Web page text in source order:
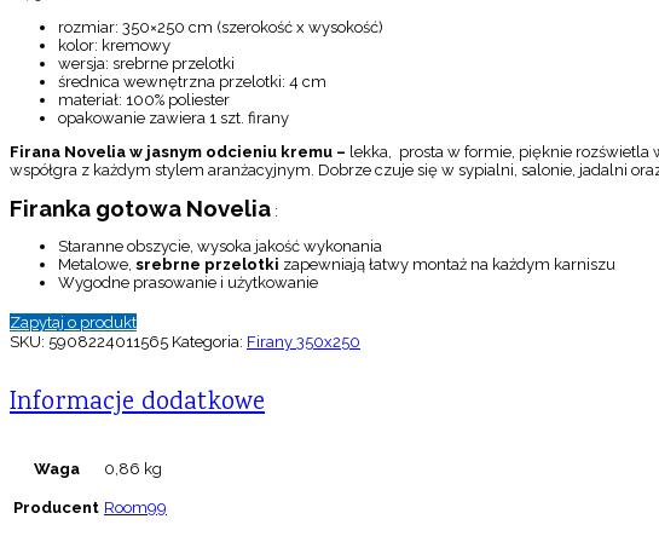
rozmiar: 350×250 cm (szerokość x wysokość)
kolor: kremowy
wersja: srebrne przelotki
średnica wewnętrzna przelotki: 4 cm
materiał: 100% poliester
opakowanie zawiera 1 szt. firany
Firana Novelia w jasnym odcieniu kremu – lekka, prosta w formie, pięknie rozświetla
współgra z każdym stylem aranżacyjnym. Dobrze czuje się w sypialni, salonie, jadalni
Firanka gotowa Novelia :
Staranne obszycie, wysoka jakość wykonania
Metalowe, srebrne przelotki zapewniają łatwy montaż na każdym karniszu
Wygodne prasowanie i użytkowanie
Zapytaj o produkt
SKU: 5908224011565 Kategoria: Firany 350x250
Informacje dodatkowe
Waga 0,86 kg
Producent Room99